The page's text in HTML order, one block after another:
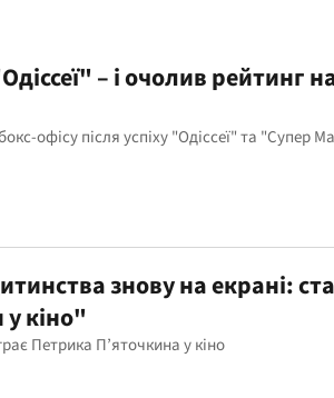
– і очолив рейтинг
офісу після успіху "Одіссеї" та "Супер
знову на екрані:
кіно"
Петрика П’яточкина у кіно